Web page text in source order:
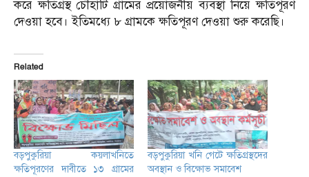
করে ক্ষতিগ্রস্থ চৌহাটি গ্রামের প্রয়োজনীয় ব্যবস্থা নিয়ে ক্ষতিপূরণ
দেওয়া হবে। ইতিমধ্যে ৮ গ্রামকে ক্ষতিপূরণ দেওয়া শুরু করেছি।
Related
বড়পুকুরিয়া কয়লাখনিতে
ক্ষতিপূরণের দাবীতে ১৩ গ্রামের
বড়পুকুরিয়া খনি গেটে ক্ষতিগ্রস্থদের
অবস্থান ও বিক্ষোভ সমাবেশ